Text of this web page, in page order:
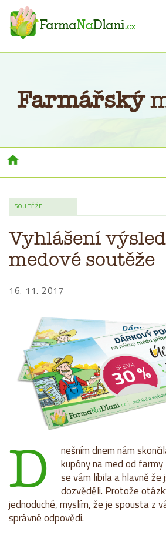
Farmářský
SOUTĚŽE
Vyhlášení
medové soutěže
16. 11. 2017
D
nešním dnem nám
kupóny na med od
se vám líbila a hlavně že
dozvěděli. Protože
jednoduché, myslím, že je spousta z
správné odpovědi.